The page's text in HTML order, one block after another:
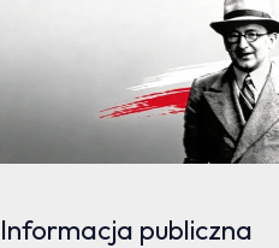
Informacja publiczna